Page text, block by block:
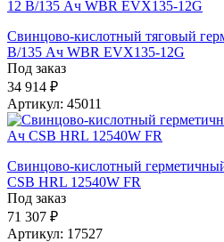
Свинцово-кислотный тяговый
В/135 Ач WBR EVX135-12G
Под заказ
34 914 ₽
Артикул: 45011
Свинцово-кислотный
CSB HRL 12540W FR
Под заказ
71 307 ₽
Артикул: 17527